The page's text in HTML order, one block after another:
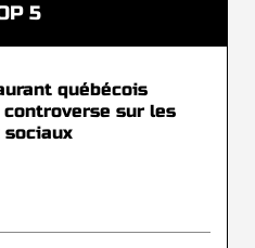
5
québécois
controverse sur les
sociaux